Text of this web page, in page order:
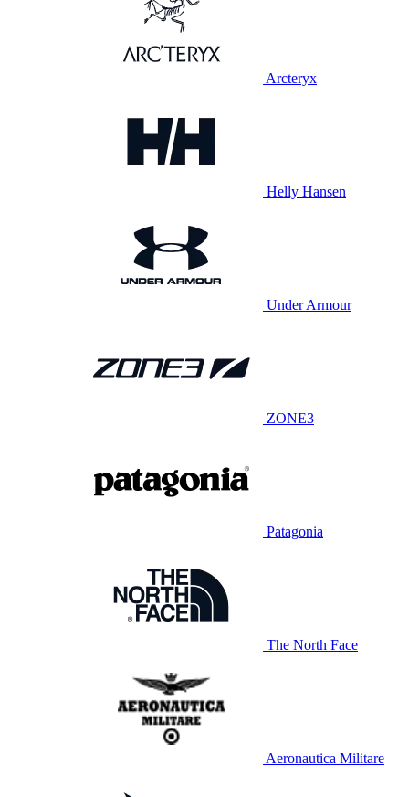
Arcteryx
Helly Hansen
Under Armour
ZONE3
Patagonia
The North Face
Aeronautica Militare